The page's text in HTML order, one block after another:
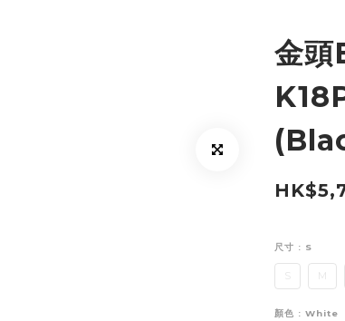
金
尺寸 : S
M
顏色 : White